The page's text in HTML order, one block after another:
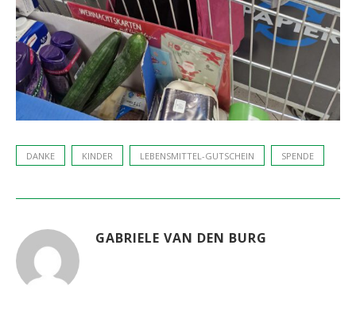
DANKE KINDER LEBENSMITTEL-GUTSCHEIN SPENDE
GABRIELE VAN DEN BURG